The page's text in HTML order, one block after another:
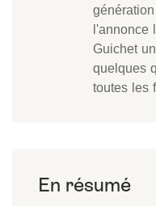
l'annonce
Guichet
quelques
toutes les